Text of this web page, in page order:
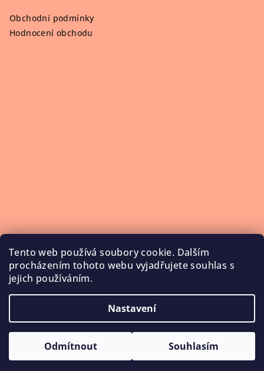
Tento web používá soubory cookie. Dalším
procházením tohoto webu vyjadřujete souhlas s
jejich používáním.
Nastavení
Odmítnout Souhlasím
Obchodní podmínky
Hodnocení obchodu
Upravit nastavení cookies
Vytvořil Shoptet